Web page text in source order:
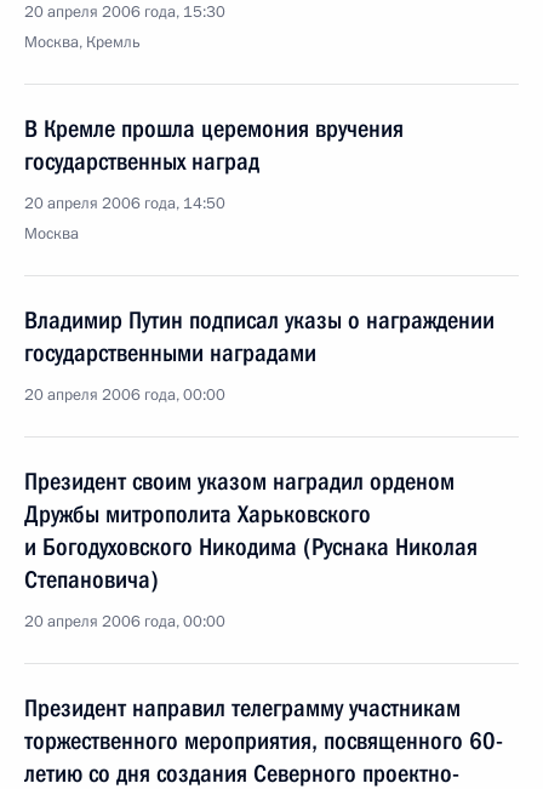
20 апреля 2006 года, 15:30
Москва, Кремль
В Кремле прошла церемония вручения
государственных наград
20 апреля 2006 года, 14:50
Москва
Владимир Путин подписал указы о награждении
государственными наградами
20 апреля 2006 года, 00:00
Президент своим указом наградил орденом
Дружбы митрополита Харьковского
и Богодуховского Никодима (Руснака Николая
Степановича)
20 апреля 2006 года, 00:00
Президент направил телеграмму участникам
торжественного мероприятия, посвященного 60-
летию со дня создания Северного проектно-